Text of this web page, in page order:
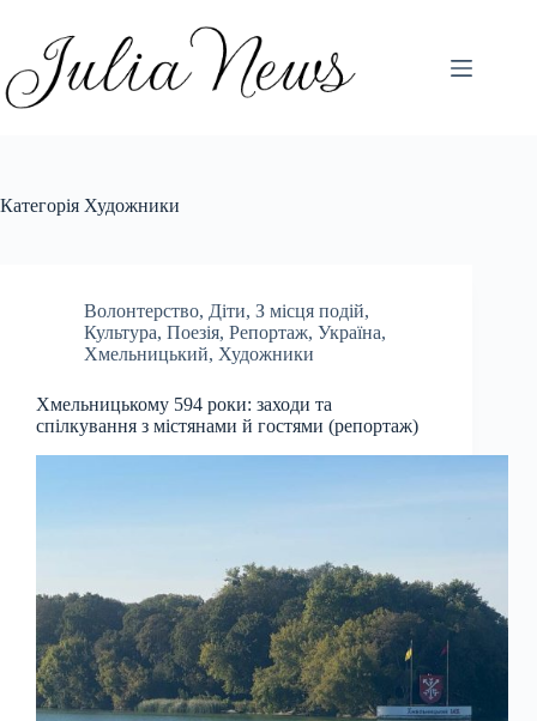
вмісту
Категорія Художники
Волонтерство, Діти, З місця подій,
Культура, Поезія, Репортаж, Україна,
Хмельницький, Художники
Хмельницькому 594 роки: заходи та
спілкування з містянами й гостями (репортаж)